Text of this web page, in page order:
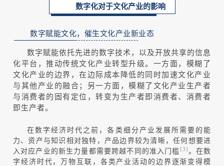
数字化对于文化产业的影响
数字赋能文化，催生文化产业新业态
数字赋能依托先进的数字技术，以及开放共享的信息
化平台，推动传统文化产业转型升级。一方面，模糊了
文化产业的边界，在边际成本降低的同时加速文化产业
与其他产业的融合；另一方面，模糊了文化产业生产者
与消费者的固有定位，转变为生产者即消费者、消费者
即生产者。
在数字经济时代之前，各类细分产业发展所需要的能
力、资产与知识相对独特，产品边界较为清晰，任何想要进
入对应产业的新生力量都需要跨越不同的准入门槛 [3] 。在数
字经济时代，万物互联，各类产业活动的边界逐渐变得模